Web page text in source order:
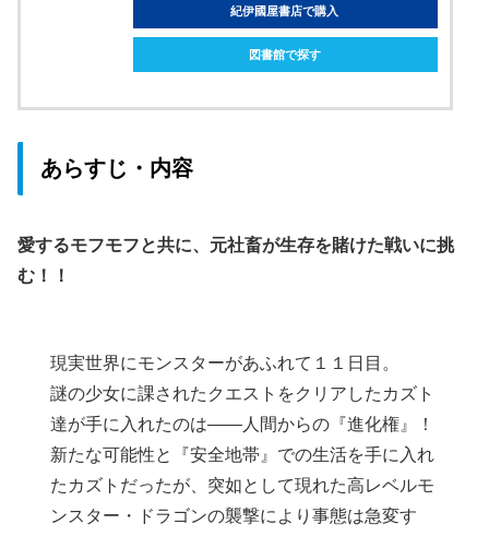
紀伊國屋書店で購入
図書館で探す
あらすじ・内容
愛するモフモフと共に、元社畜が生存を賭けた戦いに挑
む！！
現実世界にモンスターがあふれて１１日目。
謎の少女に課されたクエストをクリアしたカズト
達が手に入れたのは――人間からの『進化権』！
新たな可能性と『安全地帯』での生活を手に入れ
たカズトだったが、突如として現れた高レベルモ
ンスター・ドラゴンの襲撃により事態は急変す